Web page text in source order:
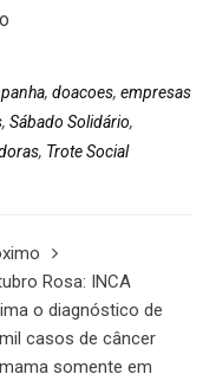
, doacoes, empresas
, Sábado Solidário,
, Trote Social
Rosa: INCA
o diagnóstico de
casos de câncer
somente em